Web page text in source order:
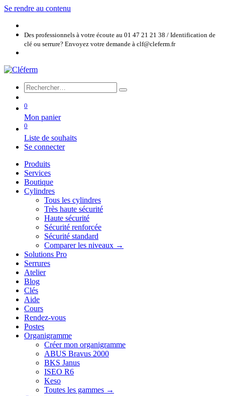
Se rendre au contenu
Des professionnels à votre écoute au 01 47 21 21 38 / Identification de
clé ou serrure? Envoyez votre demande à clf@cleferm.fr
0
Mon panier
0
Liste de souhaits
Se connecter
Produits
Services
Boutique
Cylindres
Tous les cylindres
Très haute sécurité
Haute sécurité
Sécurité renforcée
Sécurité standard
Comparer les niveaux →
Solutions Pro
Serrures
Atelier
Blog
Clés
Aide
Cours
Rendez-vous
Postes
Organigramme
Créer mon organigramme
ABUS Bravus 2000
BKS Janus
ISEO R6
Keso
Toutes les gammes →